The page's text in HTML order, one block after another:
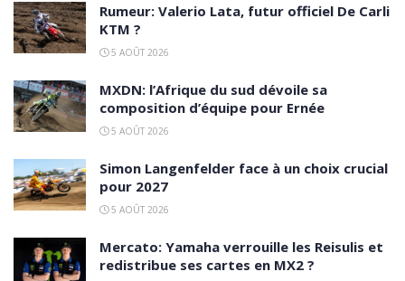
Rumeur: Valerio Lata, futur officiel De Carli
KTM ?
5 AOÛT 2026
MXDN: l’Afrique du sud dévoile sa
composition d’équipe pour Ernée
5 AOÛT 2026
Simon Langenfelder face à un choix crucial
pour 2027
5 AOÛT 2026
Mercato: Yamaha verrouille les Reisulis et
redistribue ses cartes en MX2 ?